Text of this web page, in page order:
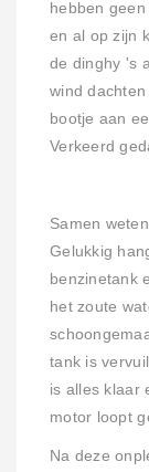
hebben
en al op zijn
de dinghy 's
wind
bootje aan
Verkeerd
Samen
Gelukkig
benzinetank
het zoute
tank is
is alles klaar
motor loopt
Na deze